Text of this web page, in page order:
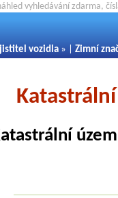
vyhledávání zdarma,
vozidla » | Zimní